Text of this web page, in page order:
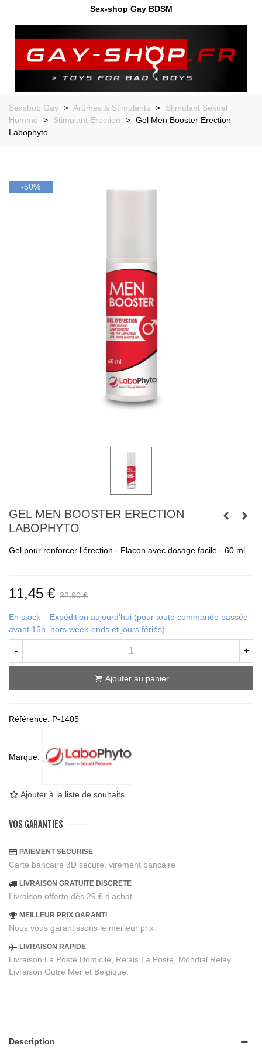
Sex-shop Gay BDSM
Sexshop Gay > Arômes & Stimulants >
Stimulant Sexuel
Homme
> Stimulant Erection > Gel Men Booster Erection
Labophyto
-50%
GEL MEN BOOSTER ERECTION
LABOPHYTO
Gel pour renforcer l'érection - Flacon avec dosage facile - 60 ml
11,45 € 22,90 €
En stock – Expédition aujourd'hui (pour toute commande passée
avant 15h, hors week-ends et jours fériés)
- +
Ajouter au panier
Référence: P-1405
Marque:
Ajouter à la liste de souhaits
VOS GARANTIES
PAIEMENT SECURISE
Carte bancaire 3D sécure, virement bancaire
LIVRAISON GRATUITE DISCRETE
Livraison offerte dès 29 € d'achat
MEILLEUR PRIX GARANTI
Nous vous garantissons le meilleur prix
LIVRAISON RAPIDE
Livraison La Poste Domicile, Relais La Poste, Mondial Relay.
Livraison Outre Mer et Belgique.
Description